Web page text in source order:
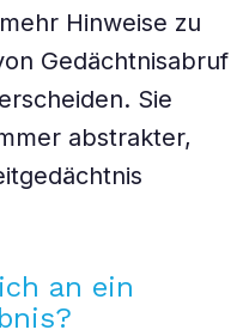
Hinweise zu
Gedächtnisabruf
Sie
abstrakter,
an ein